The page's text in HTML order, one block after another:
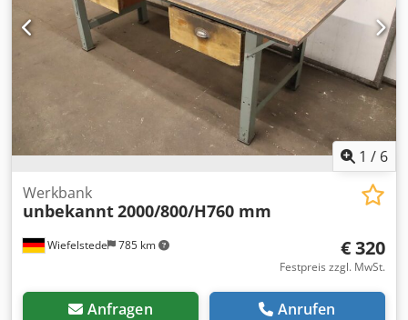
1 / 6
Wiefelstede 785 km
Werkbank
unbekannt2000/800/H760 mm
€ 320
Festpreis zzgl. MwSt.
Anfragen Anrufen